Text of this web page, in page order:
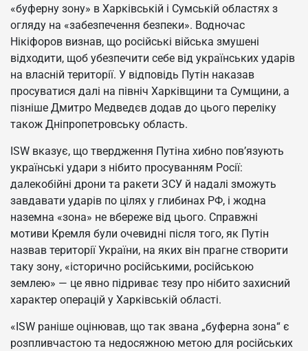
«буферну зону» в Харківській і Сумській областях з
огляду на «забезпечення безпеки». Водночас
Нікіфоров визнав, що російські війська змушені
відходити, щоб убезпечити себе від українських ударів
на власній території. У відповідь Путін наказав
просуватися далі на північ Харківщини та Сумщини, а
пізніше Дмитро Медведєв додав до цього переліку
також Дніпропетровську область.
ISW вказує, що твердження Путіна хибно пов’язують
українські удари з нібито просуванням Росії:
далекобійні дрони та ракети ЗСУ й надалі зможуть
завдавати ударів по цілях у глибинах РФ, і жодна
наземна «зона» не вбереже від цього. Справжні
мотиви Кремля були очевидні після того, як Путін
назвав території України, на яких він прагне створити
таку зону, «історично російськими, російською
землею» — це явно підриває тезу про нібито захисний
характер операцій у Харківській області.
«ISW раніше оцінював, що так звана „буферна зона“ є
розпливчастою та недосяжною метою для російських